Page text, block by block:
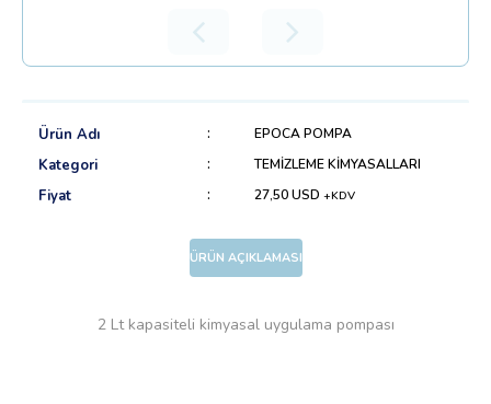
Ürün Adı EPOCA POMPA
Kategori TEMİZLEME KİMYASALLARI
Fiyat 27,50 USD +KDV
ÜRÜN AÇIKLAMASI
2 Lt kapasiteli kimyasal uygulama pompası